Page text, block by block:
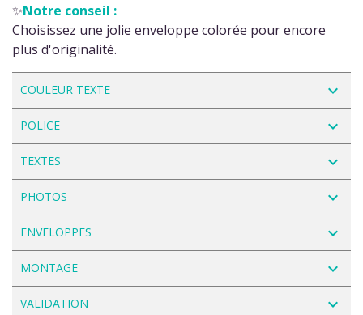
✨Notre conseil :
Choisissez une jolie enveloppe colorée pour encore
plus d'originalité.
COULEUR TEXTE navigate_next
POLICE navigate_next
TEXTES navigate_next
PHOTOS navigate_next
ENVELOPPES navigate_next
MONTAGE navigate_next
VALIDATION navigate_next